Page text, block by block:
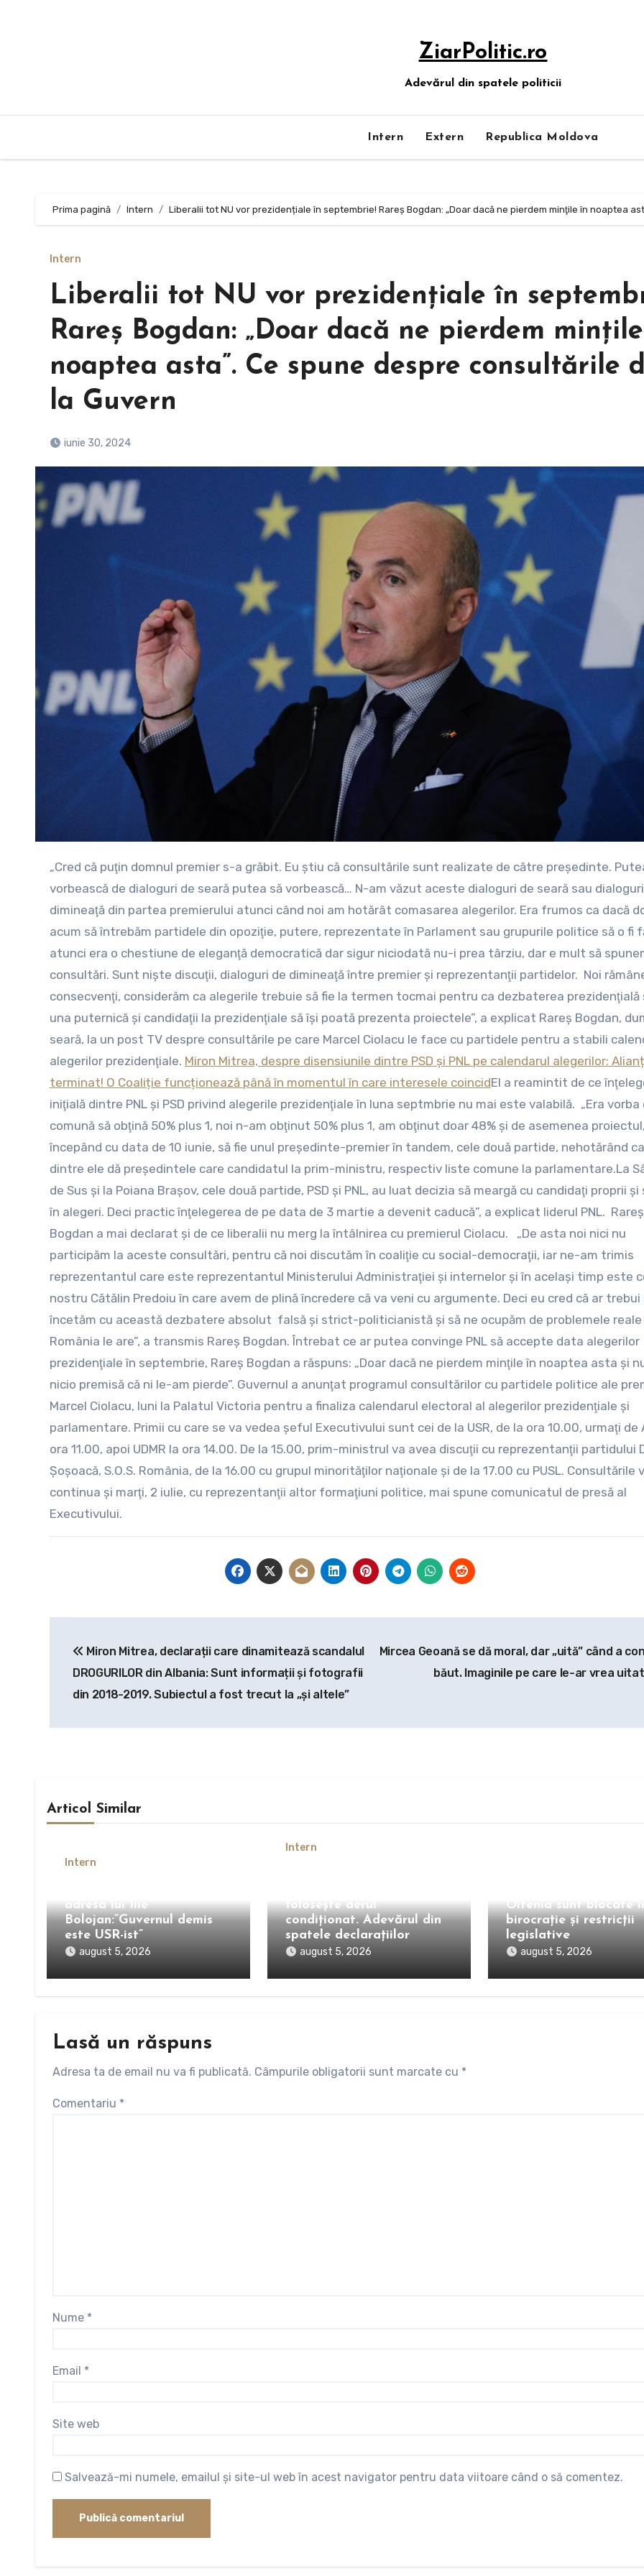
ZiarPolitic.ro
Adevărul din spatele politicii
Intern Extern Republica Moldova
Prima pagină Intern Liberalii tot NU vor prezidențiale în septembrie! Rareș Bogdan: „Doar dacă ne pierdem minţile în noaptea
Intern
Liberalii tot NU vor prezidențiale în
Rareș Bogdan: „Doar dacă ne pierdem
noaptea asta”. Ce spune despre consultările
la Guvern
iunie 30, 2024
„Cred că puţin domnul premier s-a grăbit. Eu ştiu că consultările sunt realizate de către preşedinte. Putea să
vorbească de dialoguri de seară putea să vorbească… N-am văzut aceste dialoguri de seară sau
dimineaţă din partea premierului atunci când noi am hotărât comasarea alegerilor. Era frumos ca dacă
acum să întrebăm partidele din opoziţie, putere, reprezentate în Parlament sau grupurile politice să o fi
atunci era o chestiune de eleganţă democratică dar sigur niciodată nu-i prea târziu, dar e mult să
consultări. Sunt nişte discuţii, dialoguri de dimineaţă între premier şi reprezentanţii partidelor. Noi
consecvenţi, considerăm ca alegerile trebuie să fie la termen tocmai pentru ca dezbaterea prezidenţială
una puternică şi candidaţii la prezidenţiale să îşi poată prezenta proiectele”, a explicat Rareş Bogdan,
seară, la un post TV despre consultările pe care Marcel Ciolacu le face cu partidele pentru a stabili
alegerilor prezidenţiale. Miron Mitrea, despre disensiunile dintre PSD și PNL pe calendarul alegerilor:
terminat! O Coaliție funcționează până în momentul în care interesele coincidEl a reamintit de ce
iniţială dintre PNL şi PSD privind alegerile prezidenţiale în luna septmbrie nu mai este valabilă. „Era
comună să obţină 50% plus 1, noi n-am obţinut 50% plus 1, am obţinut doar 48% şi de asemenea proiectul,
începând cu data de 10 iunie, să fie unul preşedinte-premier în tandem, cele două partide, nehotărând
dintre ele dă preşedintele care candidatul la prim-ministru, respectiv liste comune la parlamentare.La
de Sus şi la Poiana Braşov, cele două partide, PSD şi PNL, au luat decizia să meargă cu candidaţi proprii şi
în alegeri. Deci practic înţelegerea de pe data de 3 martie a devenit caducă”, a explicat liderul PNL. Rareş
Bogdan a mai declarat şi de ce liberalii nu merg la întâlnirea cu premierul Ciolacu. „De asta noi nici nu
participăm la aceste consultări, pentru că noi discutăm în coaliţie cu social-democraţii, iar ne-am trimis
reprezentantul care este reprezentantul Ministerului Administraţiei şi internelor şi în acelaşi timp este
nostru Cătălin Predoiu în care avem de plină încredere că va veni cu argumente. Deci eu cred că ar trebui
încetăm cu această dezbatere absolut falsă şi strict-politicianistă şi să ne ocupăm de problemele reale
România le are”, a transmis Rareş Bogdan. Întrebat ce ar putea convinge PNL să accepte data alegerilor
prezidenţiale în septembrie, Rareş Bogdan a răspuns: „Doar dacă ne pierdem minţile în noaptea asta şi
nicio premisă că ni le-am pierde”. Guvernul a anunţat programul consultărilor cu partidele politice ale
Marcel Ciolacu, luni la Palatul Victoria pentru a finaliza calendarul electoral al alegerilor prezidenţiale şi
parlamentare. Primii cu care se va vedea şeful Executivului sunt cei de la USR, de la ora 10.00, urmaţi de
ora 11.00, apoi UDMR la ora 14.00. De la 15.00, prim-ministrul va avea discuţii cu reprezentanţii partidului
Şoşoacă, S.O.S. România, de la 16.00 cu grupul minorităţilor naţionale şi de la 17.00 cu PUSL. Consultările
continua şi marţi, 2 iulie, cu reprezentanţii altor formaţiuni politice, mai spune comunicatul de presă al
Executivului.
articole
Miron Mitrea, declarații care dinamitează scandalul
DROGURILOR din Albania: Sunt informații și fotografii
din 2018-2019. Subiectul a fost trecut la „și altele”
Mircea Geoană se dă moral, dar „uită” când a
băut. Imaginile pe care le-ar vrea
Articol Similar
Intern
adresa lui Ilie
Bolojan:”Guvernul demis
este USR-ist”
august 5, 2026
Intern
folosește aerul
condiționat. Adevărul din
spatele declarațiilor
august 5, 2026
Oltenia sunt blocate
birocrație și restricții
legislative
august 5, 2026
Lasă un răspuns
Adresa ta de email nu va fi publicată. Câmpurile obligatorii sunt marcate cu *
Comentariu *
Nume *
Email *
Site web
Salvează-mi numele, emailul și site-ul web în acest navigator pentru data viitoare când o să comentez.